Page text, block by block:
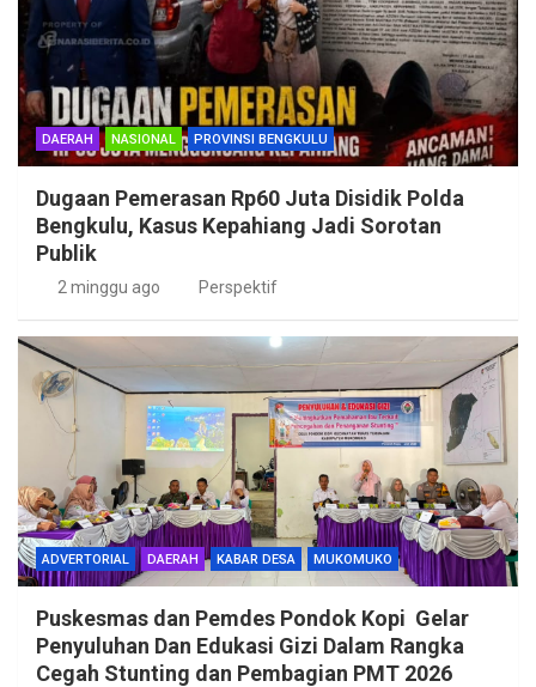
DAERAH NASIONAL PROVINSI BENGKULU
Dugaan Pemerasan Rp60 Juta Disidik Polda
Bengkulu, Kasus Kepahiang Jadi Sorotan
Publik
2 minggu ago Perspektif
ADVERTORIAL DAERAH KABAR DESA MUKOMUKO
Puskesmas dan Pemdes Pondok Kopi Gelar
Penyuluhan Dan Edukasi Gizi Dalam Rangka
Cegah Stunting dan Pembagian PMT 2026